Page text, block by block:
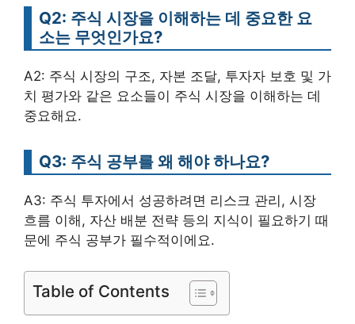
Q2: 주식 시장을 이해하는 데 중요한 요
소는 무엇인가요?
A2: 주식 시장의 구조, 자본 조달, 투자자 보호 및 가
치 평가와 같은 요소들이 주식 시장을 이해하는 데
중요해요.
Q3: 주식 공부를 왜 해야 하나요?
A3: 주식 투자에서 성공하려면 리스크 관리, 시장
흐름 이해, 자산 배분 전략 등의 지식이 필요하기 때
문에 주식 공부가 필수적이에요.
Table of Contents